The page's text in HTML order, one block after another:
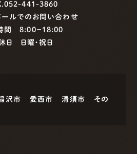
441-3860
ールでのお問い合わせ
間 8:00−18:00
日 日曜・祝日
沢市 愛西市 清須市
その